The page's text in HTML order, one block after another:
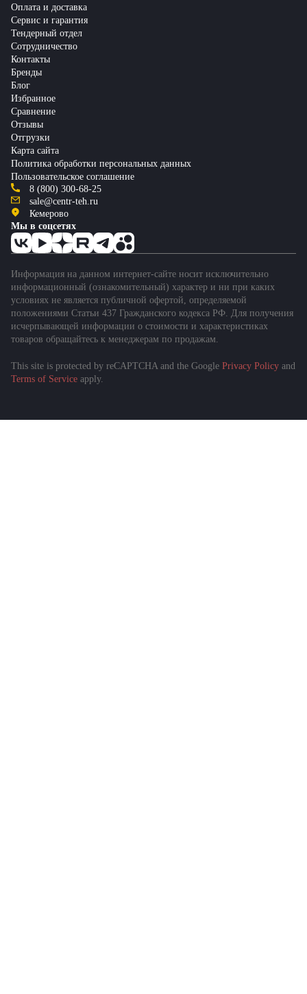
Оплата и доставка
Сервис и гарантия
Тендерный отдел
Сотрудничество
Контакты
Бренды
Блог
Избранное
Сравнение
Отзывы
Отгрузки
Карта сайта
Политика обработки персональных данных
Пользовательское соглашение
8 (800) 300-68-25
sale@centr-teh.ru
Кемерово
Мы в соцсетях
Информация на данном интернет-сайте носит исключительно
информационный (ознакомительный) характер и ни при каких
условиях не является публичной офертой, определяемой
положениями Статьи 437 Гражданского кодекса РФ. Для получения
исчерпывающей информации о стоимости и характеристиках
товаров обращайтесь к менеджерам по продажам.
This site is protected by reCAPTCHA and the Google Privacy Policy and
Terms of Service apply.